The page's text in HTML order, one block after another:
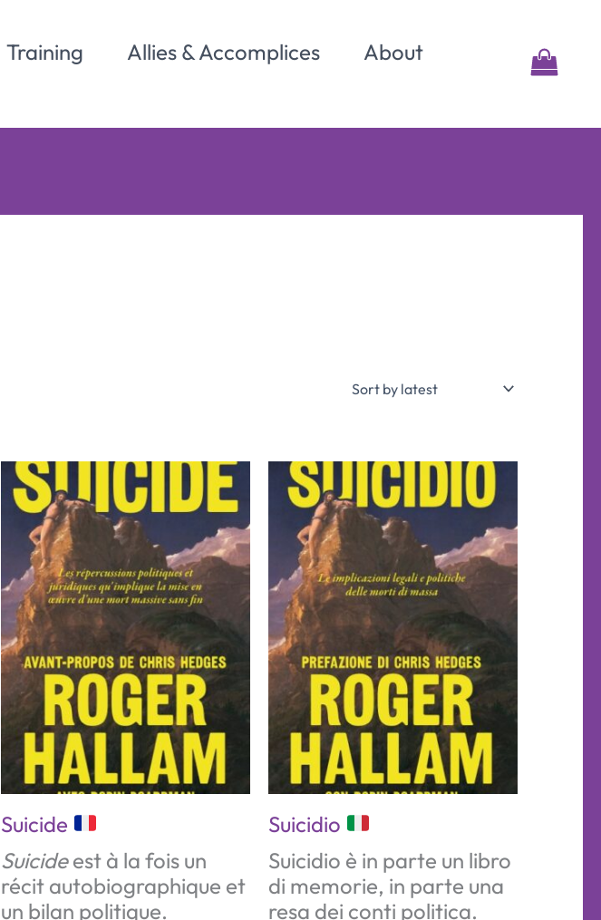
Training Allies & Accomplices
About
Suicide
Suicideest à la fois un
récit autobiographique et
un bilan politique.
Suicidio
Suicidio è in parte un libro
di memorie, in parte una
resa dei conti politica.